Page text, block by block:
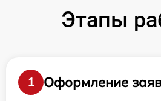
Этапы
1
Оформление